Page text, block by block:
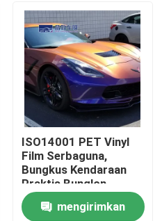
ISO14001 PET Vinyl
Film Serbaguna,
Bungkus Kendaraan
Praktis Bunglon
mengirimkan